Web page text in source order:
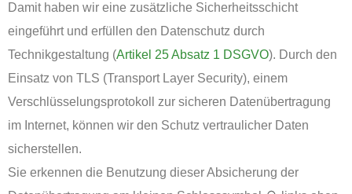
Damit haben wir eine zusätzliche Sicherheitsschicht
eingeführt und erfüllen den Datenschutz durch
Technikgestaltung (Artikel 25 Absatz 1 DSGVO). Durch den
Einsatz von TLS (Transport Layer Security), einem
Verschlüsselungsprotokoll zur sicheren Datenübertragung
im Internet, können wir den Schutz vertraulicher Daten
sicherstellen.
Sie erkennen die Benutzung dieser Absicherung der